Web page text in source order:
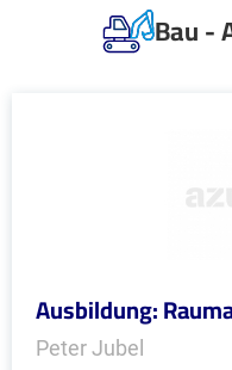
Bau -
Ausbildung:
Peter Jubel